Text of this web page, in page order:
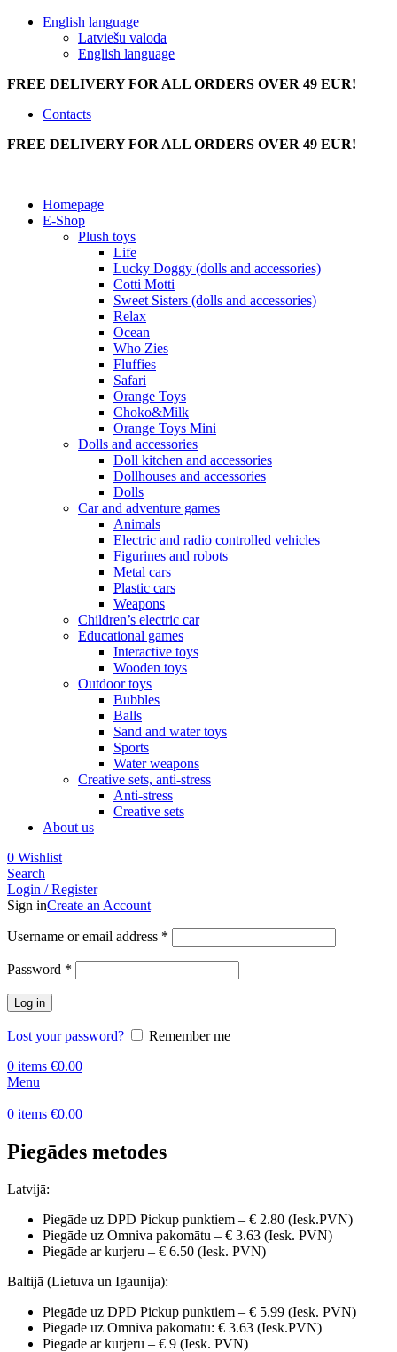
English language
Latviešu valoda
English language
FREE DELIVERY FOR ALL ORDERS OVER 49 EUR!
Contacts
FREE DELIVERY FOR ALL ORDERS OVER 49 EUR!
Homepage
E-Shop
Plush toys
Life
Lucky Doggy (dolls and accessories)
Cotti Motti
Sweet Sisters (dolls and accessories)
Relax
Ocean
Who Zies
Fluffies
Safari
Orange Toys
Choko&Milk
Orange Toys Mini
Dolls and accessories
Doll kitchen and accessories
Dollhouses and accessories
Dolls
Car and adventure games
Animals
Electric and radio controlled vehicles
Figurines and robots
Metal cars
Plastic cars
Weapons
Children’s electric car
Educational games
Interactive toys
Wooden toys
Outdoor toys
Bubbles
Balls
Sand and water toys
Sports
Water weapons
Creative sets, anti-stress
Anti-stress
Creative sets
About us
0 Wishlist
Search
Login / Register
Sign inCreate an Account
Username or email address *
Password *
Log in
Lost your password?
Remember me
0 items €0.00
Menu
0 items €0.00
Piegādes metodes
Latvijā:
Piegāde uz DPD Pickup punktiem – € 2.80 (Iesk.PVN)
Piegāde uz Omniva pakomātu – € 3.63 (Iesk. PVN)
Piegāde ar kurjeru – € 6.50 (Iesk. PVN)
Baltijā (Lietuva un Igaunija):
Piegāde uz DPD Pickup punktiem – € 5.99 (Iesk. PVN)
Piegāde uz Omniva pakomātu: € 3.63 (Iesk.PVN)
Piegāde ar kurjeru – € 9 (Iesk. PVN)